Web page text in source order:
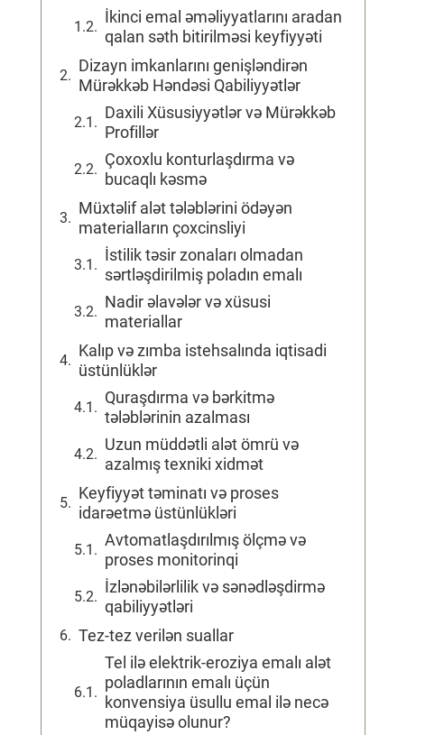
İkinci emal əməliyyatlarını aradan
qalan səth bitirilməsi keyfiyyəti
Dizayn imkanlarını genişləndirən
Mürəkkəb Həndəsi Qabiliyyətlər
Daxili Xüsusiyyətlər və Mürəkkəb
Profillər
Çoxoxlu konturlaşdırma və
bucaqlı kəsmə
Müxtəlif alət tələblərini ödəyən
materialların çoxcinsliyi
İstilik təsir zonaları olmadan
sərtləşdirilmiş poladın emalı
Nadir əlavələr və xüsusi
materiallar
Kalıp və zımba istehsalında iqtisadi
üstünlüklər
Quraşdırma və bərkitmə
tələblərinin azalması
Uzun müddətli alət ömrü və
azalmış texniki xidmət
Keyfiyyət təminatı və proses
idarəetmə üstünlükləri
Avtomatlaşdırılmış ölçmə və
proses monitorinqi
İzlənəbilərlilik və sənədləşdirmə
qabiliyyətləri
Tez-tez verilən suallar
Tel ilə elektrik-eroziya emalı alət
poladlarının emalı üçün
konvensiya üsullu emal ilə necə
müqayisə olunur?